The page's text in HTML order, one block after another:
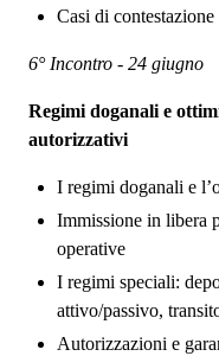
Casi di
6° Incontro - 24 giugno
Regimi doganali e
autorizzativi
I regimi doganali e
Immissione in libera
operative
I regimi speciali:
attivo/passivo,
Autorizzazioni e